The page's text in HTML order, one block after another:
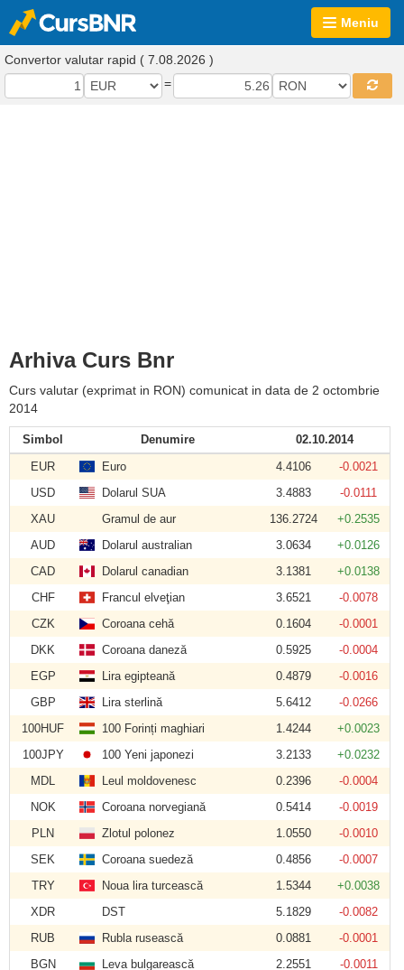
Meniu
Convertor valutar rapid ( 7.08.2026 )
=
Arhiva Curs Bnr
Curs valutar (exprimat in RON) comunicat in data de 2 octombrie
2014
Simbol Denumire
02.10.2014
EUR
Euro 4.4106
-0.0021
USD
Dolarul SUA 3.4883
-0.0111
XAU
Gramul de aur 136.2724
+0.2535
AUD
Dolarul australian 3.0634
+0.0126
CAD
Dolarul canadian 3.1381
+0.0138
CHF
Francul elveţian 3.6521
-0.0078
CZK
Coroana cehă 0.1604
-0.0001
DKK
Coroana daneză 0.5925
-0.0004
EGP
Lira egipteană 0.4879
-0.0016
GBP
Lira sterlină 5.6412
-0.0266
100HUF
100 Forinți maghiari 1.4244
+0.0023
100JPY
100 Yeni japonezi 3.2133
+0.0232
MDL
Leul moldovenesc 0.2396
-0.0004
NOK
Coroana norvegiană 0.5414
-0.0019
PLN
Zlotul polonez 1.0550
-0.0010
SEK
Coroana suedeză 0.4856
-0.0007
TRY
Noua lira turcească 1.5344
+0.0038
XDR
DST 5.1829
-0.0082
RUB
Rubla rusească 0.0881
-0.0001
BGN
Leva bulgarească 2.2551
-0.0011